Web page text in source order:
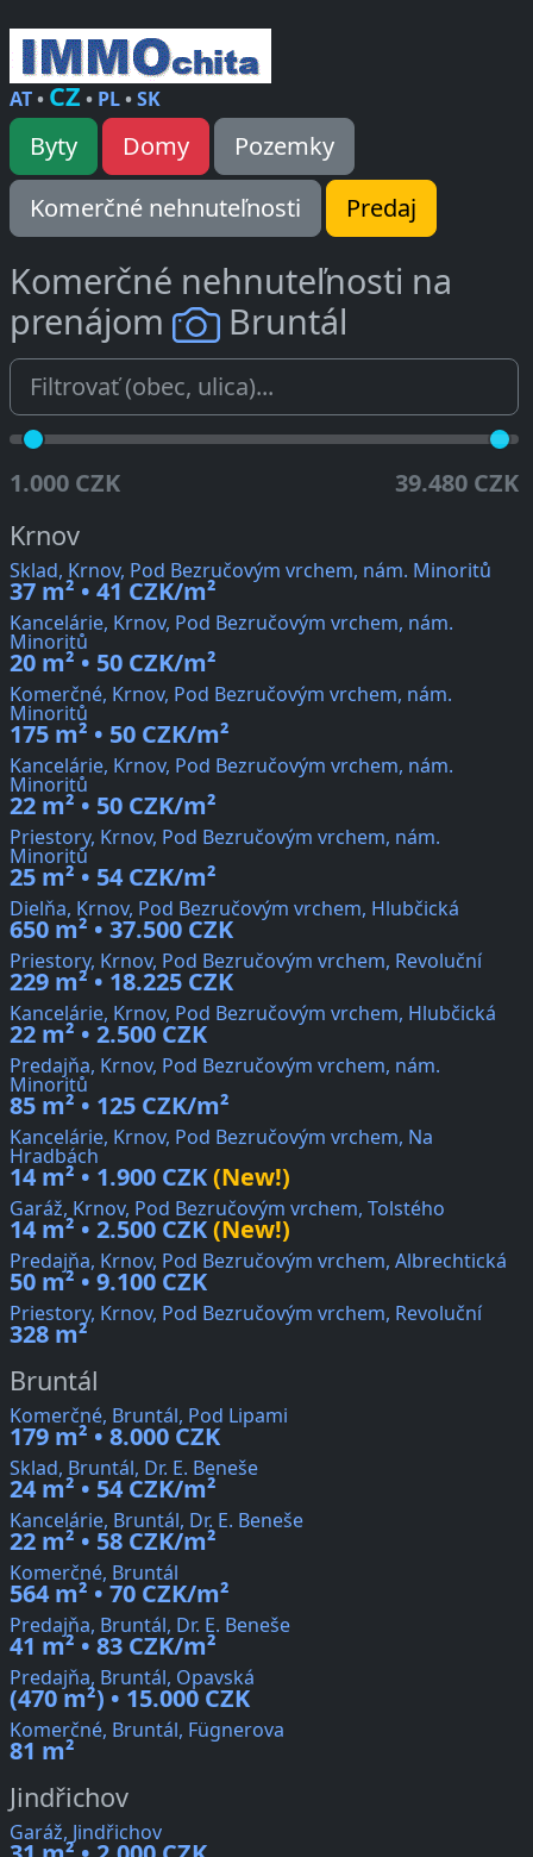
AT• CZ • PL•SK
Byty Domy
Pozemky
Komerčné nehnuteľnosti
Predaj
Komerčné nehnuteľnosti na
prenájom
Bruntál
1.000 CZK 39.480 CZK
Krnov
Sklad, Krnov, Pod Bezručovým vrchem, nám. Minoritů
37 m² • 41 CZK/m²
Kancelárie, Krnov, Pod Bezručovým vrchem, nám.
Minoritů
20 m² • 50 CZK/m²
Komerčné, Krnov, Pod Bezručovým vrchem, nám.
Minoritů
175 m² • 50 CZK/m²
Kancelárie, Krnov, Pod Bezručovým vrchem, nám.
Minoritů
22 m² • 50 CZK/m²
Priestory, Krnov, Pod Bezručovým vrchem, nám.
Minoritů
25 m² • 54 CZK/m²
Dielňa, Krnov, Pod Bezručovým vrchem, Hlubčická
650 m² • 37.500 CZK
Priestory, Krnov, Pod Bezručovým vrchem, Revoluční
229 m² • 18.225 CZK
Kancelárie, Krnov, Pod Bezručovým vrchem, Hlubčická
22 m² • 2.500 CZK
Predajňa, Krnov, Pod Bezručovým vrchem, nám.
Minoritů
85 m² • 125 CZK/m²
Kancelárie, Krnov, Pod Bezručovým vrchem, Na
Hradbách
14 m² • 1.900 CZK(New!)
Garáž, Krnov, Pod Bezručovým vrchem, Tolstého
14 m² • 2.500 CZK(New!)
Predajňa, Krnov, Pod Bezručovým vrchem, Albrechtická
50 m² • 9.100 CZK
Priestory, Krnov, Pod Bezručovým vrchem, Revoluční
328 m²
Bruntál
Komerčné, Bruntál, Pod Lipami
179 m² • 8.000 CZK
Sklad, Bruntál, Dr. E. Beneše
24 m² • 54 CZK/m²
Kancelárie, Bruntál, Dr. E. Beneše
22 m² • 58 CZK/m²
Komerčné, Bruntál
564 m² • 70 CZK/m²
Predajňa, Bruntál, Dr. E. Beneše
41 m² • 83 CZK/m²
Predajňa, Bruntál, Opavská
(470 m²) • 15.000 CZK
Komerčné, Bruntál, Fügnerova
81 m²
Jindřichov
Garáž, Jindřichov